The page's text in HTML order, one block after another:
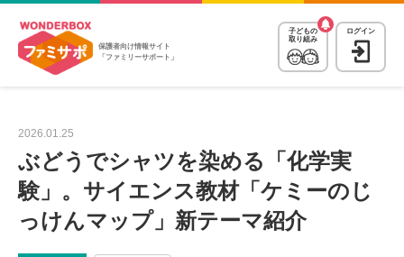
保護者向け情報サイト
「ファミリーサポート」
子どもの
取り組み
ログイン
2026.01.25
ぶどうでシャツを染める「化学実
験」。サイエンス教材「ケミーのじ
っけんマップ」新テーマ紹介